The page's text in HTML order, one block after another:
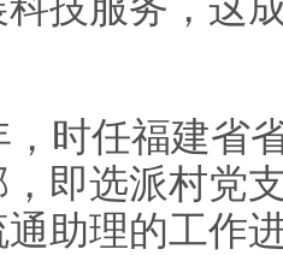
任福建省
即选派村党
通助理的工作